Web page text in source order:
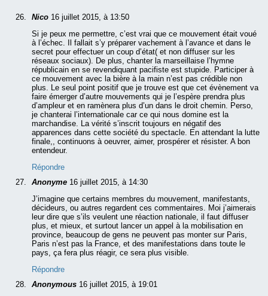
Nico 16 juillet 2015, à 13:50
Si je peux me permettre, c’est vrai que ce mouvement était voué
à l’échec. Il fallait s’y préparer vachement à l’avance et dans le
secret pour effectuer un coup d’état( et non diffuser sur les
réseaux sociaux). De plus, chanter la marseillaise l’hymne
républicain en se revendiquant pacifiste est stupide. Participer à
ce mouvement avec la bière à la main n’est pas crédible non
plus. Le seul point positif que je trouve est que cet évènement va
faire émerger d’autre mouvements qui je l’espère prendra plus
d’ampleur et en ramènera plus d’un dans le droit chemin. Perso,
je chanterai l’internationale car ce qui nous domine est la
marchandise. La vérité s’inscrit toujours en négatif des
apparences dans cette société du spectacle. En attendant la lutte
finale,, continuons à oeuvrer, aimer, prospérer et résister. A bon
entendeur.
Répondre
Anonyme 16 juillet 2015, à 14:30
J’imagine que certains membres du mouvement, manifestants,
décideurs, ou autres regardent ces commentaires. Moi j’aimerais
leur dire que s’ils veulent une réaction nationale, il faut diffuser
plus, et mieux, et surtout lancer un appel à la mobilisation en
province, beaucoup de gens ne peuvent pas monter sur Paris,
Paris n’est pas la France, et des manifestations dans toute le
pays, ça fera plus réagir, ce sera plus visible.
Répondre
Anonymous 16 juillet 2015, à 19:01